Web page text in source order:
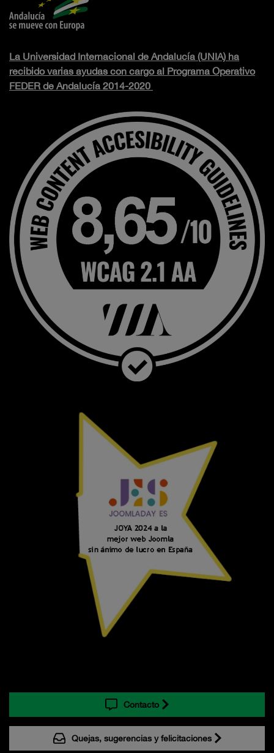
La Universidad Internacional de Andalucía (UNIA) ha
recibido varias ayudas con cargo al Programa Operativo
FEDER de Andalucía 2014-2020
Contacto
Quejas, sugerencias y felicitaciones